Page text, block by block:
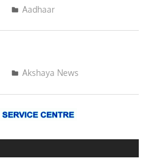
Aadhaar
Akshaya News